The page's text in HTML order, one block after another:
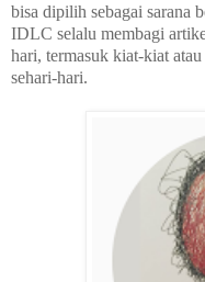
bisa dipilih sebagai sarana
IDLC selalu membagi
hari, termasuk kiat-kiat
sehari-hari.